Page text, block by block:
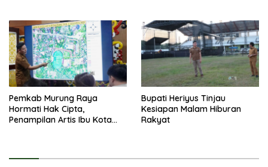
Pemkab Murung Raya
Hormati Hak Cipta,
Penampilan Artis Ibu Kota
Bupati Heriyus Tinjau
Kesiapan Malam Hiburan
Rakyat